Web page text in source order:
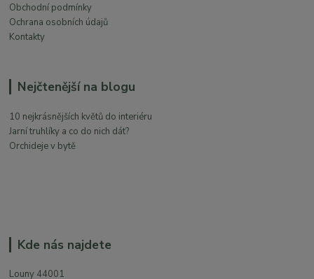
Obchodní podmínky
Ochrana osobních údajů
Kontakty
Nejčtenější na blogu
10 nejkrásnějších květů do interiéru
Jarní truhlíky a co do nich dát?
Orchideje v bytě
Kde nás najdete
Louny 44001